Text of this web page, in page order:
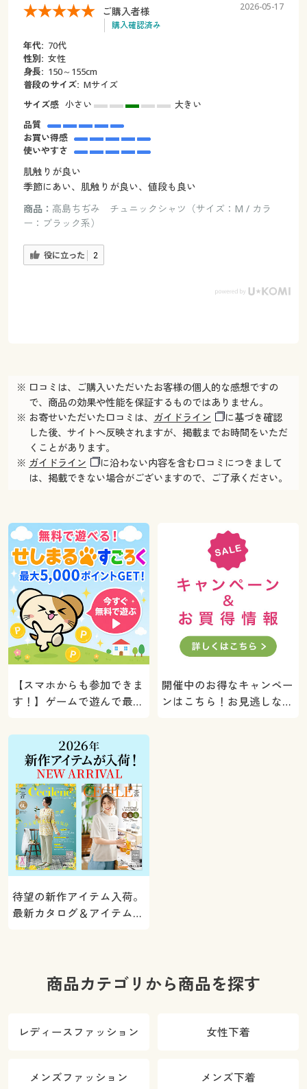
ご購入者様
購入確認済み
2026-05-17
年代: 70代
性別: 女性
身長: 150～155cm
普段のサイズ: Мサイズ
サイズ感 小さい
大きい
品質
お買い得感
使いやすさ
肌触りが良い
季節にあい、肌触りが良い、値段も良い
商品： 高島ちぢみ チュニックシャツ（サイズ：M / カラ
ー：ブラック系）
役に立った 2
※ 口コミは、ご購入いただいたお客様の個人的な感想ですの
で、商品の効果や性能を保証するものではありません。
※ お寄せいただいた口コミは、 ガイドライン
に基づき確認
した後、サイトへ反映されますが、掲載までお時間をいただ
くことがあります。
※ ガイドライン
に沿わない内容を含む口コミにつきまして
は、掲載できない場合がございますので、ご了承ください。
【スマホからも参加できま
す！】ゲームで遊んで最大
ト！
開催中のお得なキャンペー
ンはこちら！お見逃しな
待望の新作アイテム入荷。
最新カタログ＆アイテムを
商品カテゴリから商品を探す
レディースファッション 女性下着
メンズファッション メンズ下着